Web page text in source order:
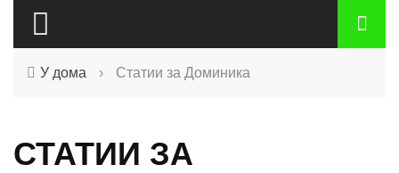
У дома › Статии за Доминика
СТАТИИ ЗА